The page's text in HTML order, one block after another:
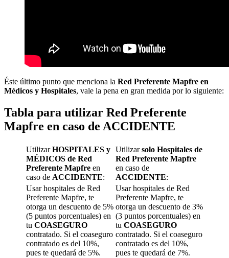
Éste último punto que menciona la Red Preferente Mapfre en
Médicos y Hospitales, vale la pena en gran medida por lo siguiente:
Tabla para utilizar Red Preferente
Mapfre en caso de ACCIDENTE
UtilizarHOSPITALES y
MÉDICOS de Red
Preferente Mapfre en
caso de ACCIDENTE:
Utilizarsolo Hospitales de
Red Preferente Mapfre
en caso de
ACCIDENTE:
Usar hospitales de Red
Preferente Mapfre, te
otorga un descuento de 5%
(5 puntos porcentuales) en
tu COASEGURO
contratado. Si el coaseguro
contratado es del 10%,
pues te quedará de 5%.
Usar hospitales de Red
Preferente Mapfre, te
otorga un descuento de 3%
(3 puntos porcentuales) en
tu COASEGURO
contratado. Si el coaseguro
contratado es del 10%,
pues te quedará de 7%.